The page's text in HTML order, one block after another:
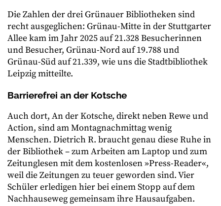
Die Zahlen der drei Grünauer Bibliotheken sind
recht ausgeglichen: Grünau-Mitte in der Stuttgarter
Allee kam im Jahr 2025 auf 21.328 Besucherinnen
und Besucher, Grünau-Nord auf 19.788 und
Grünau-Süd auf 21.339, wie uns die Stadtbibliothek
Leipzig mitteilte.
Barrierefrei an der Kotsche
Auch dort, An der Kotsche, direkt neben Rewe und
Action, sind am Montagnachmittag wenig
Menschen. Dietrich R. braucht genau diese Ruhe in
der Bibliothek – zum Arbeiten am Laptop und zum
Zeitunglesen mit dem kostenlosen »Press-Reader«,
weil die Zeitungen zu teuer geworden sind. Vier
Schüler erledigen hier bei einem Stopp auf dem
Nachhauseweg gemeinsam ihre Hausaufgaben.